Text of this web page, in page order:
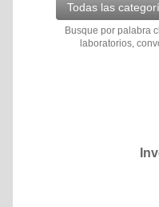
Todas las
Busque por palabra
laboratorios,